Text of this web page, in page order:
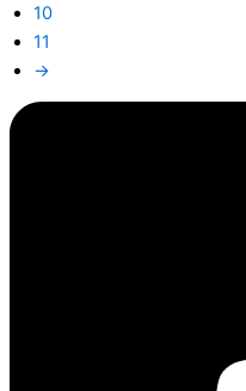
10
11
→